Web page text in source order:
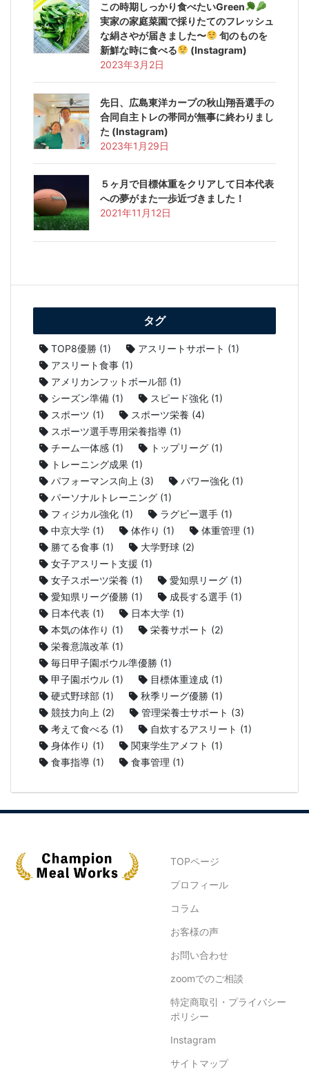
この時期しっかり食べたいGreen
実家の家庭菜園で採りたてのフレッシュ
な絹さやが届きました〜
旬のものを
新鮮な時に食べる
(Instagram)
2023年3月2日
先日、広島東洋カープの秋山翔吾選手の
合同自主トレの帯同が無事に終わりまし
た️ (Instagram)
2023年1月29日
５ヶ月で目標体重をクリアして日本代表
への夢がまた一歩近づきました！
2021年11月12日
タグ
TOP8優勝 (1) アスリートサポート (1)
アスリート食事 (1)
アメリカンフットボール部 (1)
シーズン準備 (1) スピード強化 (1)
スポーツ (1) スポーツ栄養 (4)
スポーツ選手専用栄養指導 (1)
チーム一体感 (1) トップリーグ (1)
トレーニング成果 (1)
パフォーマンス向上 (3) パワー強化 (1)
パーソナルトレーニング (1)
フィジカル強化 (1) ラグビー選手 (1)
中京大学 (1) 体作り (1) 体重管理 (1)
勝てる食事 (1) 大学野球 (2)
女子アスリート支援 (1)
女子スポーツ栄養 (1) 愛知県リーグ (1)
愛知県リーグ優勝 (1) 成長する選手 (1)
日本代表 (1) 日本大学 (1)
本気の体作り (1) 栄養サポート (2)
栄養意識改革 (1)
毎日甲子園ボウル準優勝 (1)
甲子園ボウル (1) 目標体重達成 (1)
硬式野球部 (1) 秋季リーグ優勝 (1)
競技力向上 (2) 管理栄養士サポート (3)
考えて食べる (1) 自炊するアスリート (1)
身体作り (1) 関東学生アメフト (1)
食事指導 (1) 食事管理 (1)
TOPページ
プロフィール
コラム
お客様の声
お問い合わせ
zoomでのご相談
特定商取引・プライバシー
ポリシー
Instagram
サイトマップ